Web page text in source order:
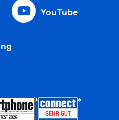
YouTube